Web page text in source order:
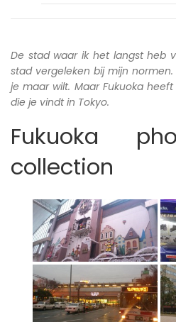
De stad waar ik het langst heb
stad vergeleken bij mijn
je maar wilt. Maar Fukuoka
die je vindt in Tokyo.
Fukuoka
collection